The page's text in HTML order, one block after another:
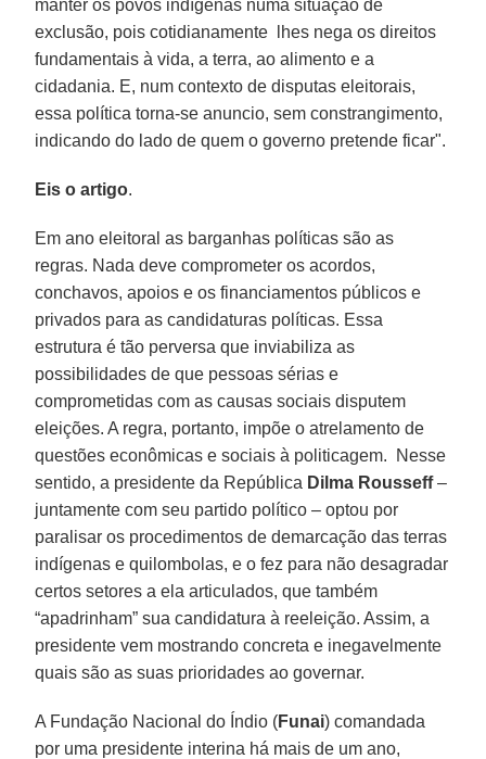
manter os povos indígenas numa situação de
exclusão, pois cotidianamente lhes nega os direitos
fundamentais à vida, a terra, ao alimento e a
cidadania. E, num contexto de disputas eleitorais,
essa política torna-se anuncio, sem constrangimento,
indicando do lado de quem o governo pretende ficar".
Eis o artigo.
Em ano eleitoral as barganhas políticas são as
regras. Nada deve comprometer os acordos,
conchavos, apoios e os financiamentos públicos e
privados para as candidaturas políticas. Essa
estrutura é tão perversa que inviabiliza as
possibilidades de que pessoas sérias e
comprometidas com as causas sociais disputem
eleições. A regra, portanto, impõe o atrelamento de
questões econômicas e sociais à politicagem. Nesse
sentido, a presidente da República Dilma Rousseff–
juntamente com seu partido político – optou por
paralisar os procedimentos de demarcação das terras
indígenas e quilombolas, e o fez para não desagradar
certos setores a ela articulados, que também
“apadrinham” sua candidatura à reeleição. Assim, a
presidente vem mostrando concreta e inegavelmente
quais são as suas prioridades ao governar.
A Fundação Nacional do Índio (Funai) comandada
por uma presidente interina há mais de um ano,